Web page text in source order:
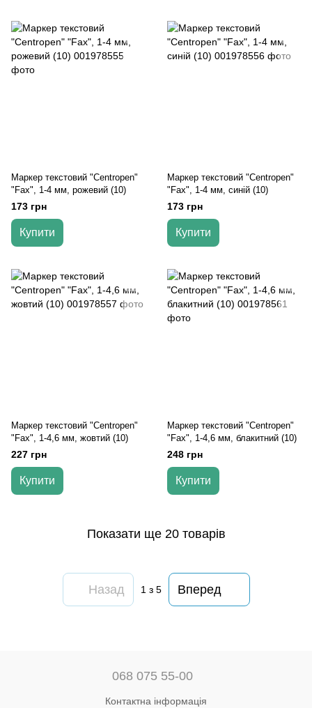
Маркер текстовий "Centropen"
"Fax", 1-4 мм, рожевий (10)
173 грн
Купити
Маркер текстовий "Centropen"
"Fax", 1-4 мм, синій (10)
173 грн
Купити
Маркер текстовий "Centropen"
"Fax", 1-4,6 мм, жовтий (10)
227 грн
Купити
Маркер текстовий "Centropen"
"Fax", 1-4,6 мм, блакитний (10)
248 грн
Купити
Показати ще 20 товарів
Назад 1 з 5 Вперед
068 075 55-00
Контактна інформація